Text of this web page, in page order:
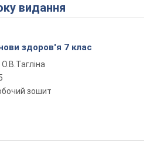
Play Video
видання
здоров'я 7 клас
О.В.Тагліна
зошит